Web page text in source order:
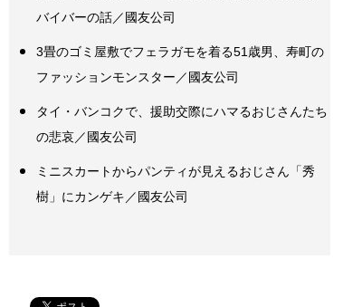
バイバーの話／國友公司
3畳のゴミ屋敷でフェラガモを着る51歳男、寿町の
ファッションモンスター／國友公司
タイ・バンコクで、援助交際にハマるおじさんたち
の悲哀／國友公司
ミニスカートからパンティが見えるおじさん「秀
樹」にカンゲキ／國友公司